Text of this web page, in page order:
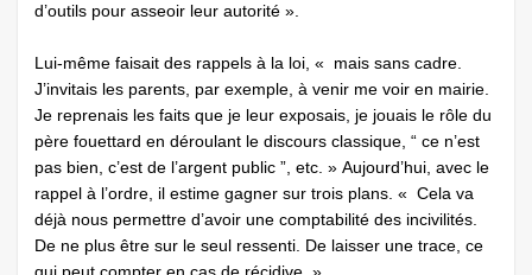
d’outils pour asseoir leur autorité ».
Lui-même faisait des rappels à la loi, « mais sans cadre.
J’invitais les parents, par exemple, à venir me voir en mairie.
Je reprenais les faits que je leur exposais, je jouais le rôle du
père fouettard en déroulant le discours classique, “ ce n’est
pas bien, c’est de l’argent public ”, etc. » Aujourd’hui, avec le
rappel à l’ordre, il estime gagner sur trois plans. « Cela va
déjà nous permettre d’avoir une comptabilité des incivilités.
De ne plus être sur le seul ressenti. De laisser une trace, ce